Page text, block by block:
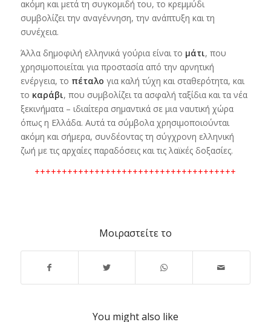
ακόμη και μετά τη συγκομιδή του, το κρεμμύδι
συμβολίζει την αναγέννηση, την ανάπτυξη και τη
συνέχεια.
Άλλα δημοφιλή ελληνικά γούρια είναι το μάτι, που
χρησιμοποιείται για προστασία από την αρνητική
ενέργεια, το πέταλο για καλή τύχη και σταθερότητα, και
το καράβι, που συμβολίζει τα ασφαλή ταξίδια και τα νέα
ξεκινήματα – ιδιαίτερα σημαντικά σε μια ναυτική χώρα
όπως η Ελλάδα. Αυτά τα σύμβολα χρησιμοποιούνται
ακόμη και σήμερα, συνδέοντας τη σύγχρονη ελληνική
ζωή με τις αρχαίες παραδόσεις και τις λαϊκές δοξασίες.
+++++++++++++++++++++++++++++++++++++
Μοιραστείτε το
You might also like